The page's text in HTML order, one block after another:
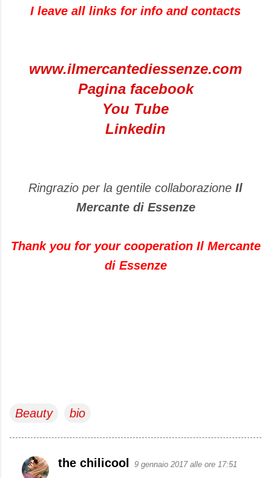
I leave all links for info and contacts
www.ilmercantediessenze.com
Pagina facebook
You Tube
Linkedin
Ringrazio per la gentile collaborazione Il
Mercante di Essenze
Thank youfor your cooperation Il Mercante
di Essenze
Beauty bio
C
the chilicool 9 gennaio 2017 alle ore 17:51